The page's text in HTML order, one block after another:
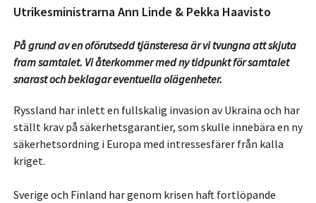
Utrikesministrarna Ann Linde & Pekka Haavisto
På grund av en oförutsedd tjänsteresa är vi tvungna att skjuta
fram samtalet. Vi återkommer med ny tidpunkt för samtalet
snarast och beklagar eventuella olägenheter.
Ryssland har inlett en fullskalig invasion av Ukraina och har
ställt krav på säkerhetsgarantier, som skulle innebära en ny
säkerhetsordning i Europa med intressesfärer från kalla
kriget.
Sverige och Finland har genom krisen haft fortlöpande